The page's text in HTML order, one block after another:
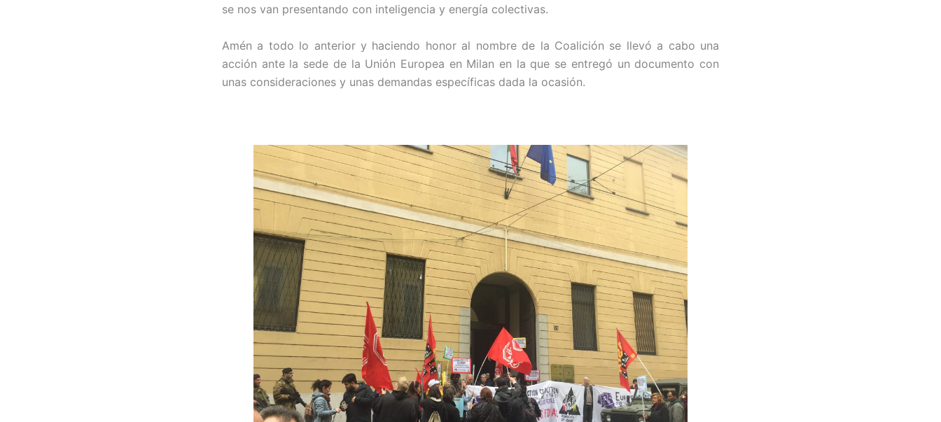
se nos van presentando con inteligencia y energía colectivas.
Amén a todo lo anterior y haciendo honor al nombre de la Coalición se llevó a cabo una
acción ante la sede de la Unión Europea en Milan en la que se entregó un documento con
unas consideraciones y unas demandas específicas dada la ocasión.